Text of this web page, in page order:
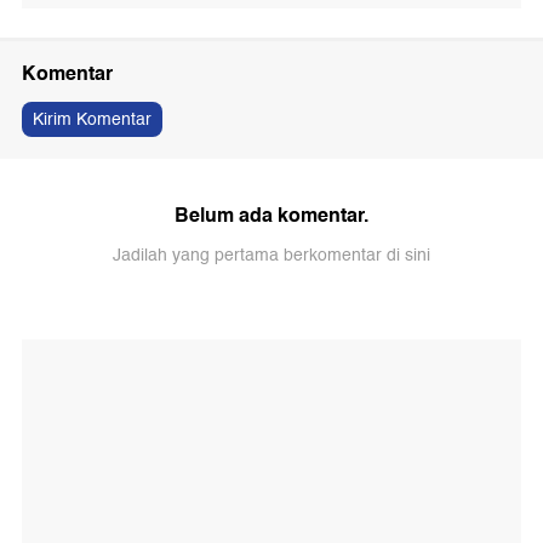
Komentar
Kirim Komentar
Belum ada komentar.
Jadilah yang pertama berkomentar di sini